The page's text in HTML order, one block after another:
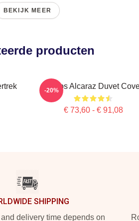
BEKIJK MEER
producten
Carlos Alcaraz Duvet
€ 73,60 - € 91,08
-20%
SHIPPING
delivery time depends on